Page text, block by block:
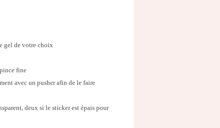
gel de votre choix
fine
avec un pusher afin de le faire
deux si le sticker est épais pour